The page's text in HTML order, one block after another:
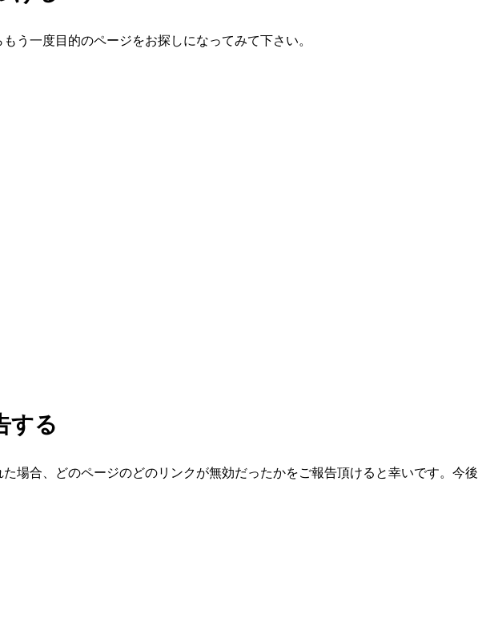
う一度目的のページをお探しになってみて下さい。
する
場合、どのページのどのリンクが無効だったかをご報告頂けると幸いです。今